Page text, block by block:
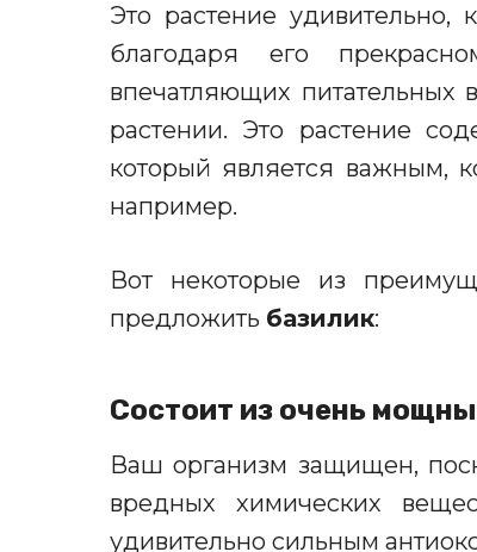
Это растение удивительно,
благодаря его
впечатляющих питательных
растении. Это растение
который является важным,
например.
Вот некоторые из
предложить базилик:
Состоит из очень
Вашорганизм защищен,
вредных химических
удивительно сильным